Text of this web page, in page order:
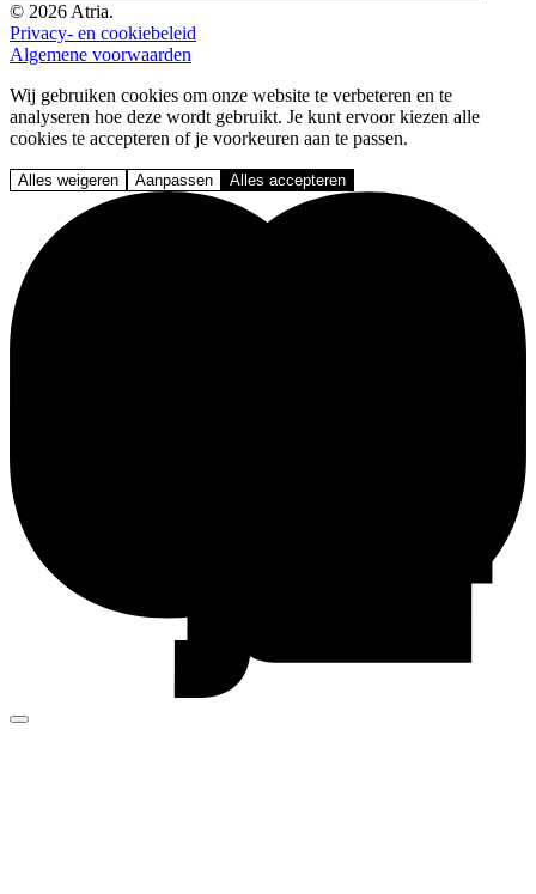
© 2026 Atria.
Privacy- en cookiebeleid
Algemene voorwaarden
Wij gebruiken cookies om onze website te verbeteren en te
analyseren hoe deze wordt gebruikt. Je kunt ervoor kiezen alle
cookies te accepteren of je voorkeuren aan te passen.
Alles weigeren Aanpassen Alles accepteren